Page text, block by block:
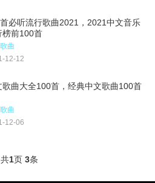
必听流行歌曲2021，2021中文音乐
榜前100首
曲
12-12
歌曲大全100首，经典中文歌曲100首
曲
12-06
共1页 3条